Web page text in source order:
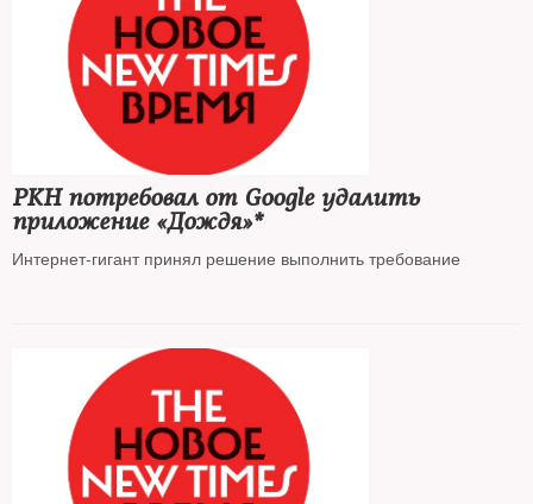
РКН потребовал от Google удалить
приложение «Дождя»*
Интернет-гигант принял решение выполнить требование